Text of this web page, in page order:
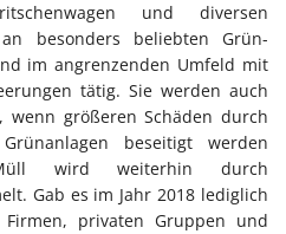
und diversen
besonders beliebten Grün-
im angrenzenden Umfeld mit
tätig. Sie werden auch
wenn größeren Schäden durch
beseitigt werden
wird weiterhin durch
Gab es im Jahr 2018 lediglich
privaten Gruppen und